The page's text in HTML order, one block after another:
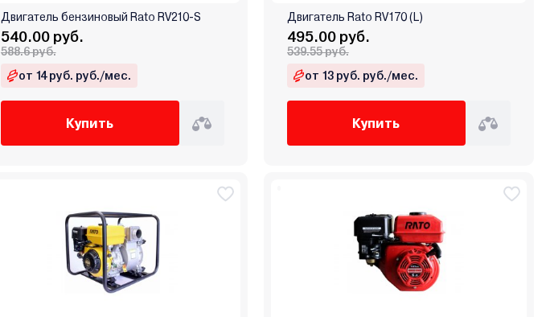
Двигатель бензиновый Rato RV210-S
540.00 руб.
588.6 руб.
от 14 руб. руб./мес.
Купить
Двигатель Rato RV170 (L)
495.00 руб.
539.55 руб.
от 13 руб. руб./мес.
Купить